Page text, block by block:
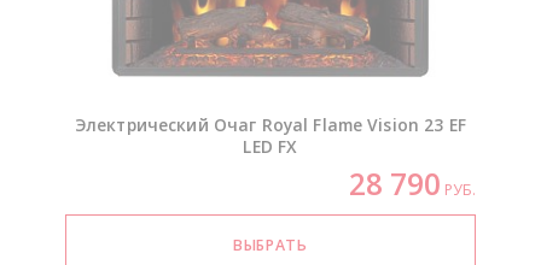
Электрический Очаг Royal Flame Vision 23 EF
LED FX
28 790 РУБ.